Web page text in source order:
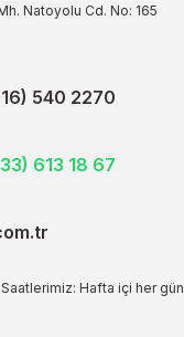
Natoyolu Cd. No: 165
540 2270
613 18 67
Hafta içi her gün